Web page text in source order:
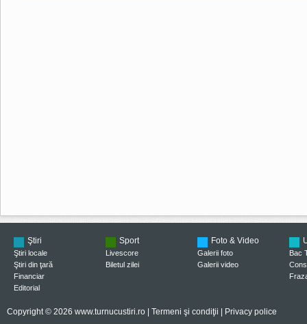
Ştiri
Ştiri locale
Ştiri din ţară
Financiar
Editorial
Sport
Livescore
Biletul zilei
Foto & Video
Galerii foto
Galerii video
Bac
Copyright © 2026 www.turnucustiri.ro | Termeni şi condiţii Privacy police